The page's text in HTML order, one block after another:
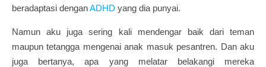
beradaptasi denganADHD yang dia punyai.
Namun aku juga sering kali mendengar baik dari teman
maupun tetangga mengenai anak masuk pesantren. Dan aku
juga bertanya, apa yang melatar belakangi mereka